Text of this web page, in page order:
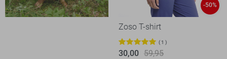
-50%
Zoso T-shirt
1
30,00 59,95